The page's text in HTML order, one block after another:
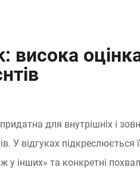
висока
для внутрішніх і
У відгуках підкреслюється
у інших» та конкретні